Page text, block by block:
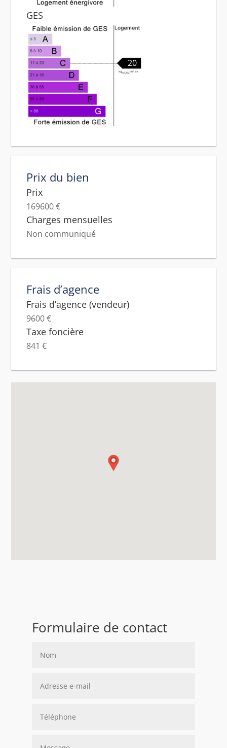
GES
20
Prix du bien
Prix
169600 €
Charges mensuelles
Non communiqué
Frais d’agence
Frais d’agence (vendeur)
9600 €
Taxe foncière
841 €
Formulaire de contact